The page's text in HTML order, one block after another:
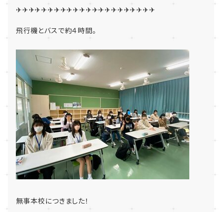
✈✈✈✈✈✈✈✈✈✈✈✈✈✈✈✈✈✈✈✈✈✈
飛行機とバスで約４時間。
無事本校につきました！